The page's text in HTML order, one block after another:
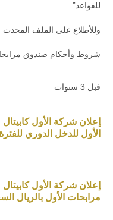
للقواعد”
وللأطلاع على الملف المحدث
شروط وأحكام صندوق
قبل 3 سنوات
إعلان شركة الأول
الأول للدخل الدوري للفترة
إعلان شركة الأول
مرابحات الأول بالريال